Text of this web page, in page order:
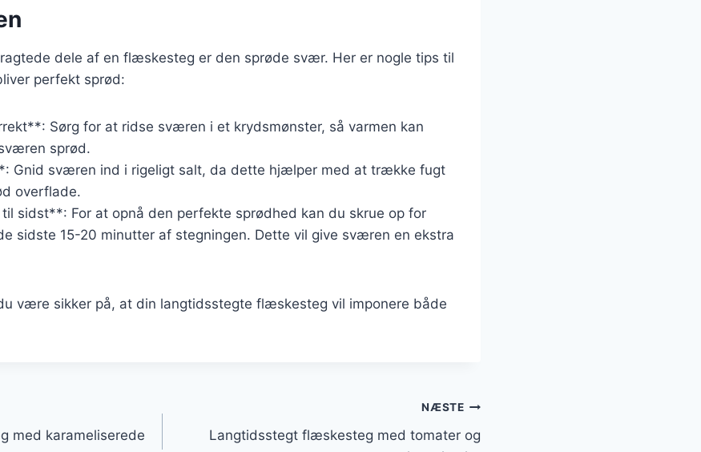
dele af en flæskesteg er den sprøde svær. Her er nogle tips til
perfekt sprød:
Sørg for at ridse sværen i et krydsmønster, så varmen kan
sprød.
Gnid sværen ind i rigeligt salt, da dette hjælper med at trække fugt
overflade.
sidst**: For at opnå den perfekte sprødhed kan du skrue op for
sidste 15-20 minutter af stegningen. Dette vil give sværen en ekstra
være sikker på, at din langtidsstegte flæskesteg vil imponere både
med karameliserede
NÆSTE
Langtidsstegt flæskesteg med tomater og